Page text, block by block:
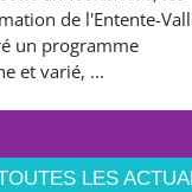
de l'Entente-
un programme
et varié, ...
LES